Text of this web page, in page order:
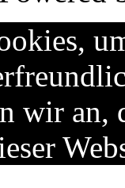
wir an,